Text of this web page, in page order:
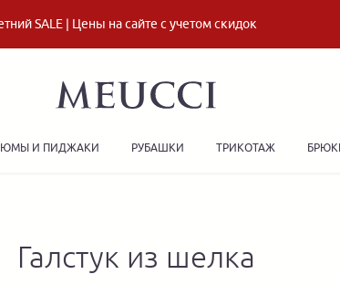
SALE | Цены на сайте с учетом скидок
И ПИДЖАКИ РУБАШКИ ТРИКОТАЖ
Галстук из шелка